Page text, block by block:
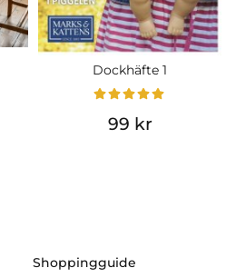
Dockhäfte 1
99 kr
Shoppingguide